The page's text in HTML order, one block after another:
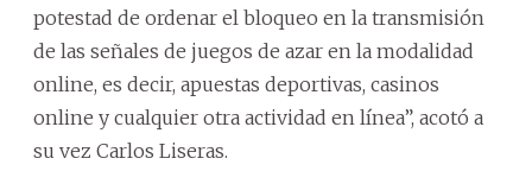
potestad de ordenar el bloqueo en la transmisión
de las señales de juegos de azar en la modalidad
online, es decir, apuestas deportivas, casinos
online y cualquier otra actividad en línea”, acotó a
su vez Carlos Liseras.